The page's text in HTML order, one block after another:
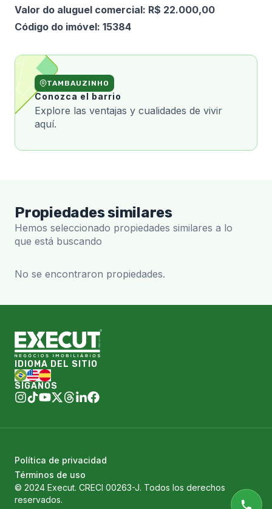
Valor do aluguel comercial: R$ 22.000,00
Código do imóvel: 15384
TAMBAUZINHO
Conozca el barrio
Explore las ventajas y cualidades de vivir
aquí.
Propiedades similares
Hemos seleccionado propiedades similares a lo
que está buscando
No se encontraron propiedades.
IDIOMA DEL SITIO
SÍGANOS
© 2024 Execut. CRECI 00263-J. Todos los derechos
reservados.
Política de privacidad
Términos de uso